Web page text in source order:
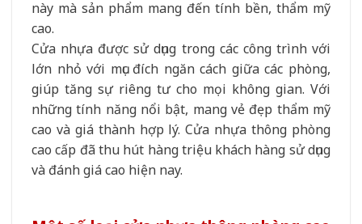
này mà sản phẩm mang đến tính bền, thẩm mỹ
cao.
Cửa nhựa được sử dụng trong các công trình với
lớn nhỏ với mục đích ngăn cách giữa các phòng,
giúp tăng sự riêng tư cho mọi không gian. Với
những tính năng nổi bật, mang vẻ đẹp thẩm mỹ
cao và giá thành hợp lý. Cửa nhựa thông phòng
cao cấp đã thu hút hàng triệu khách hàng sử dụng
và đánh giá cao hiện nay.